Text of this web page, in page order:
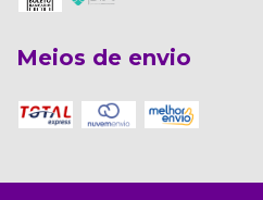
Meios de envio